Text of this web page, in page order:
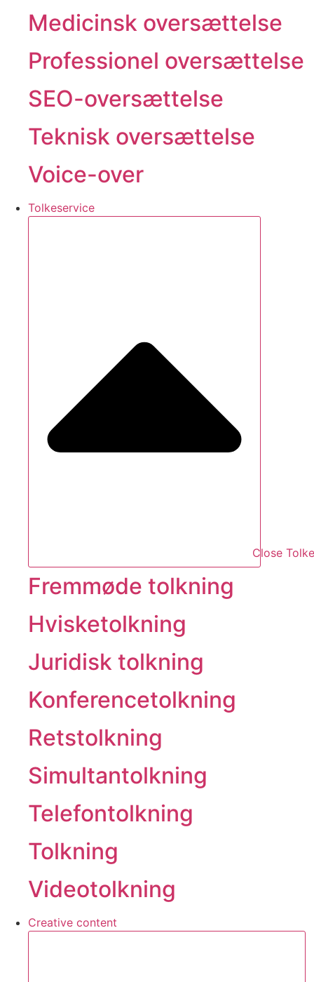
Medicinsk oversættelse
Professionel oversættelse
SEO-oversættelse
Teknisk oversættelse
Voice-over
Tolkeservice
Close
Fremmøde tolkning
Hvisketolkning
Juridisk tolkning
Konferencetolkning
Retstolkning
Simultantolkning
Telefontolkning
Tolkning
Videotolkning
Creative content